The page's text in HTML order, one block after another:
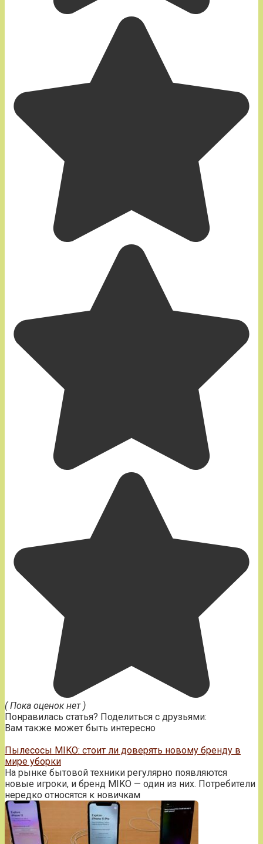
( Пока оценок нет )
Понравилась статья? Поделиться с друзьями:
Вам также может быть интересно
Пылесосы MIKO: стоит ли доверять новому бренду в
мире уборки
На рынке бытовой техники регулярно появляются
новые игроки, и бренд MIKO — один из них. Потребители
нередко относятся к новичкам